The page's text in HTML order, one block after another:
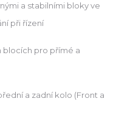
a stabilními bloky ve
při řízení
blocích pro přímé a
a zadní kolo (Front a